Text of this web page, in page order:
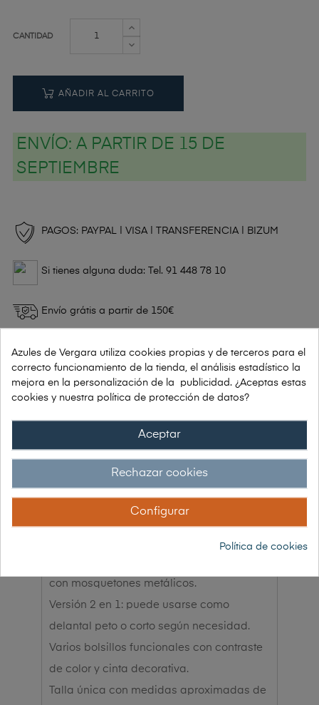
CANTIDAD
AÑADIR AL CARRITO
ENVÍO: A PARTIR DE 15 DE
SEPTIEMBRE
PAGOS: PAYPAL | VISA | TRANSFERENCIA | BIZUM
Si tienes alguna duda: Tel. 91 448 78 10
Envío grátis a partir de 150€
Garantía 30 días de devolución
Diseño combinable tipo tejano con
con mosquetones metálicos.
Versión 2 en 1: puede usarse como
delantal peto o corto según necesidad.
Varios bolsillos funcionales con contraste
de color y cinta decorativa.
Talla única con medidas aproximadas de
Azules de Vergara utiliza cookies propias y de terceros para el
correcto funcionamiento de la tienda, el análisis estadístico la
mejora en la personalización de la publicidad. ¿Aceptas estas
cookies y nuestra política de protección de datos?
Aceptar
Rechazar cookies
Configurar
Política de cookies